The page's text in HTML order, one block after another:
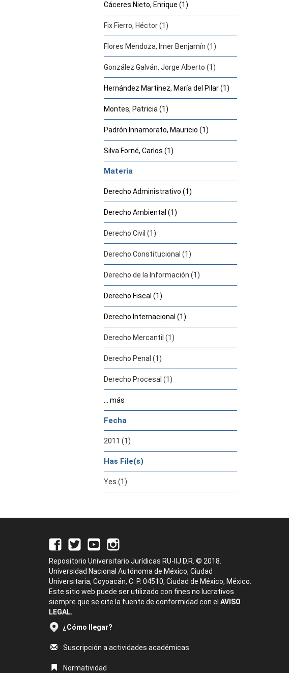
Cáceres Nieto, Enrique (1)
Fix Fierro, Héctor (1)
Flores Mendoza, Imer Benjamín (1)
González Galván, Jorge Alberto (1)
Hernández Martínez, María del Pilar (1)
Montes, Patricia (1)
Padrón Innamorato, Mauricio (1)
Silva Forné, Carlos (1)
Materia
Derecho Administrativo (1)
Derecho Ambiental (1)
Derecho Civil (1)
Derecho Constitucional (1)
Derecho de la Información (1)
Derecho Fiscal (1)
Derecho Internacional (1)
Derecho Mercantil (1)
Derecho Penal (1)
Derecho Procesal (1)
... más
Fecha
2011 (1)
Has File(s)
Yes (1)
Repositorio Universitario Jurídicas RU-IIJ D.R. © 2018.
Universidad Nacional Autónoma de México, Ciudad
Universitaria, Coyoacán, C. P. 04510, Ciudad de México, México.
Este sitio web puede ser utilizado con fines no lucrativos
siempre que se cite la fuente de conformidad con el AVISO
LEGAL.
¿Cómo llegar?
Suscripción a actividades académicas
Normatividad